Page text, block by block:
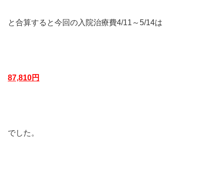
と合算すると今回の入院治療費4/11～5/14は
87,810円
でした。